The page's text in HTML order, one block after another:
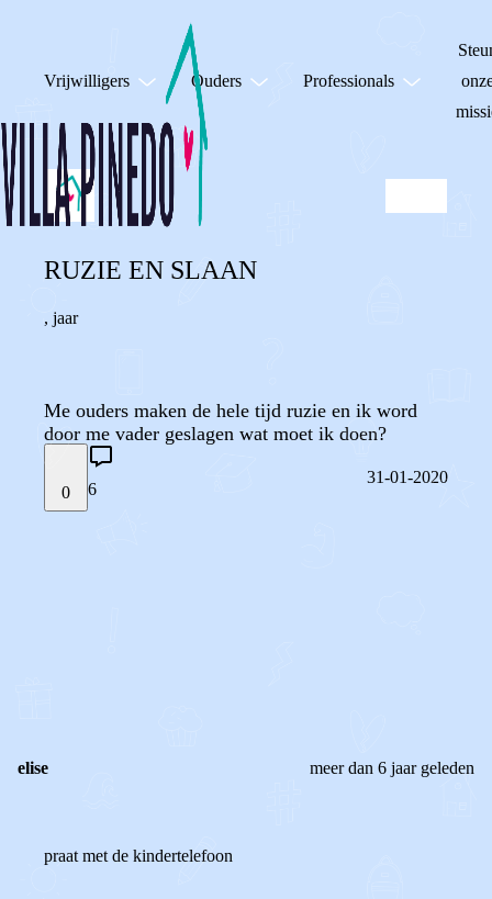
Vrijwilligers Ouders Professionals
RUZIE EN SLAAN
, jaar
Me ouders maken de hele tijd ruzie en ik word
door me vader geslagen wat moet ik doen?
0 6
31-01-2020
elise meer dan 6 jaar geleden
praat met de kindertelefoon